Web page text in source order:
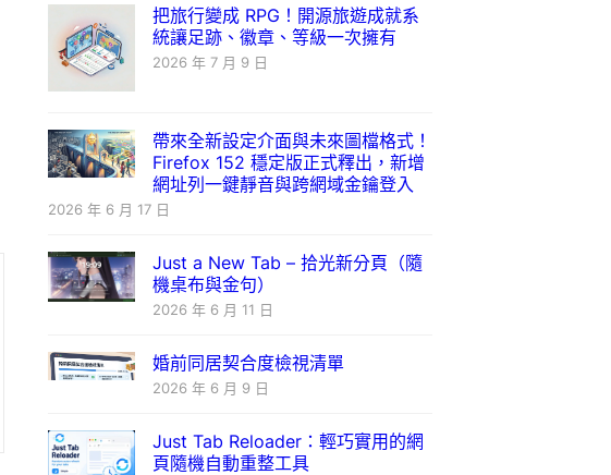
把旅行變成 RPG！開源旅遊成就系
統讓足跡、徽章、等級一次擁有
2026 年 7 月 9 日
帶來全新設定介面與未來圖檔格式！
Firefox 152 穩定版正式釋出，新增
網址列一鍵靜音與跨網域金鑰登入
2026 年 6 月 17 日
Just a New Tab – 拾光新分頁（隨
機桌布與金句）
2026 年 6 月 11 日
婚前同居契合度檢視清單
2026 年 6 月 9 日
Just Tab Reloader：輕巧實用的網
頁隨機自動重整工具